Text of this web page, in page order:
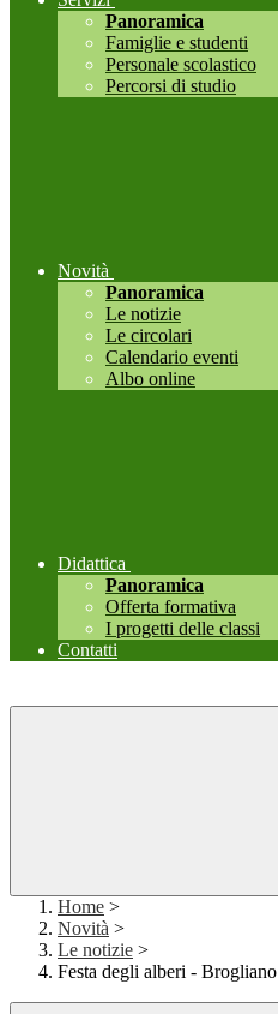
Panoramica
Famiglie e studenti
Personale scolastico
Percorsi di studio
Novità
Panoramica
Le notizie
Le circolari
Calendario eventi
Albo online
Didattica
Panoramica
Offerta formativa
I progetti delle classi
Contatti
Home >
Novità >
Le notizie >
Festa degli alberi - Brogliano